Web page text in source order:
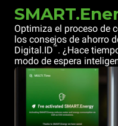
Optimiza el proceso de
los consejos de ahorro
Digital.ID™. ¿Hace
modo de espera